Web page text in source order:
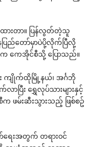
းထားတာ။ ပြန်လွတ်တဲ့သူ
ည်တော်မှာပဲပို့လိုက်ပြီလို့
က ကေအိုင်စီသို့ ပြောသည်။
ကျိုက်ထိုမြို့နယ်၊ အင်္ဂဘို
ပြီး ရွှေလုပ်သားများနှင့်
က ဖမ်းဆီးသွားသည့် ဖြစ်စဥ်
ရေးအတွက် တရားဝင်